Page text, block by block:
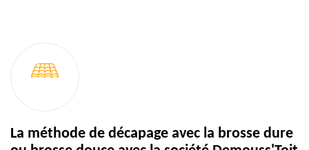
La méthode de décapage avec la brosse dure